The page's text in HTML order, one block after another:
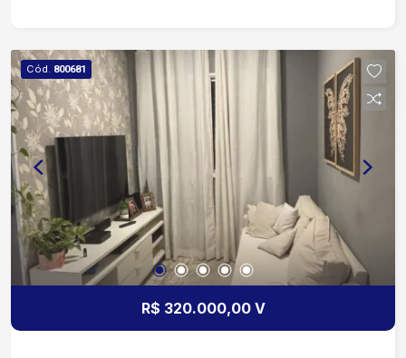
Cód. 800681
R$ 320.000,00 V